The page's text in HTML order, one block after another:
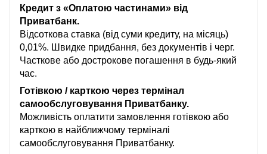
Кредит з «Оплатою частинами» від
Приватбанк.
Відсоткова ставка (від суми кредиту, на місяць)
0,01%. Швидке придбання, без документів і черг.
Часткове або дострокове погашення в будь-який
час.
Готівкою / карткою через термінал
самообслуговування Приватбанку.
Можливість оплатити замовлення готівкою або
карткою в найближчому терміналі
самообслуговування Приватбанку.